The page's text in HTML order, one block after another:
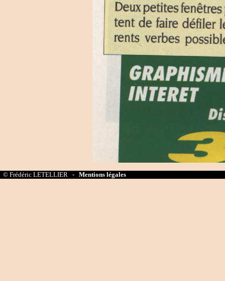
© Frédéric LETELLIER - Mentions légales